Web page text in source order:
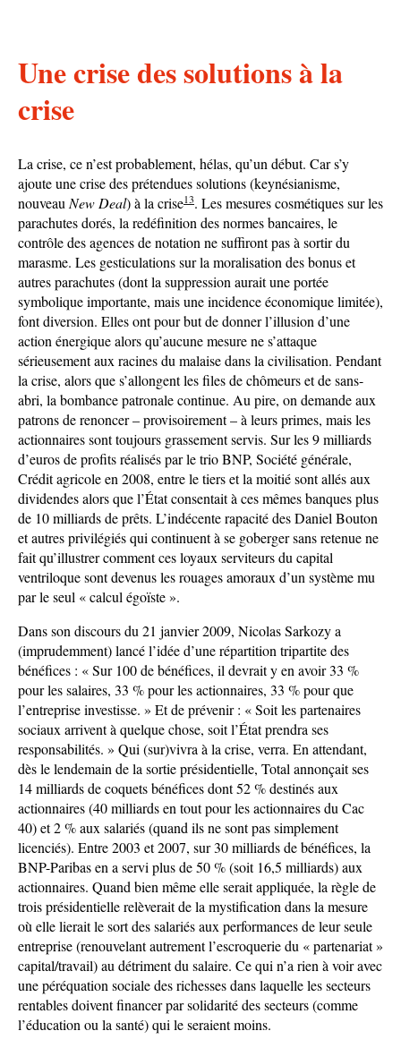
Une crise des solutions à la
crise
La crise, ce n’est probablement, hélas, qu’un début. Car s’y
ajoute une crise des prétendues solutions (keynésianisme,
nouveau New Deal) à la crise13. Les mesures cosmétiques sur les
parachutes dorés, la redéfinition des normes bancaires, le
contrôle des agences de notation ne suffiront pas à sortir du
marasme. Les gesticulations sur la moralisation des bonus et
autres parachutes (dont la suppression aurait une portée
symbolique importante, mais une incidence économique limitée),
font diversion. Elles ont pour but de donner l’illusion d’une
action énergique alors qu’aucune mesure ne s’attaque
sérieusement aux racines du malaise dans la civilisation. Pendant
la crise, alors que s’allongent les files de chômeurs et de sans-
abri, la bombance patronale continue. Au pire, on demande aux
patrons de renoncer – provisoirement – à leurs primes, mais les
actionnaires sont toujours grassement servis. Sur les 9 milliards
d’euros de profits réalisés par le trio BNP, Société générale,
Crédit agricole en 2008, entre le tiers et la moitié sont allés aux
dividendes alors que l’État consentait à ces mêmes banques plus
de 10 milliards de prêts. L’indécente rapacité des Daniel Bouton
et autres privilégiés qui continuent à se goberger sans retenue ne
fait qu’illustrer comment ces loyaux serviteurs du capital
ventriloque sont devenus les rouages amoraux d’un système mu
par le seul « calcul égoïste ».
Dans son discours du 21 janvier 2009, Nicolas Sarkozy a
(imprudemment) lancé l’idée d’une répartition tripartite des
bénéfices : « Sur 100 de bénéfices, il devrait y en avoir 33 %
pour les salaires, 33 % pour les actionnaires, 33 % pour que
l’entreprise investisse. » Et de prévenir : « Soit les partenaires
sociaux arrivent à quelque chose, soit l’État prendra ses
responsabilités. » Qui (sur)vivra à la crise, verra. En attendant,
dès le lendemain de la sortie présidentielle, Total annonçait ses
14 milliards de coquets bénéfices dont 52 % destinés aux
actionnaires (40 milliards en tout pour les actionnaires du Cac
40) et 2 % aux salariés (quand ils ne sont pas simplement
licenciés). Entre 2003 et 2007, sur 30 milliards de bénéfices, la
BNP-Paribas en a servi plus de 50 % (soit 16,5 milliards) aux
actionnaires. Quand bien même elle serait appliquée, la règle de
trois présidentielle relèverait de la mystification dans la mesure
où elle lierait le sort des salariés aux performances de leur seule
entreprise (renouvelant autrement l’escroquerie du « partenariat »
capital/travail) au détriment du salaire. Ce qui n’a rien à voir avec
une péréquation sociale des richesses dans laquelle les secteurs
rentables doivent financer par solidarité des secteurs (comme
l’éducation ou la santé) qui le seraient moins.